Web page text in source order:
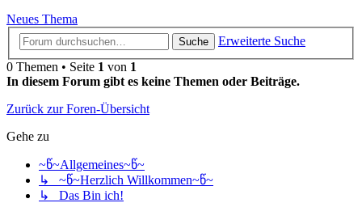
Neues Thema
Suche
Erweiterte Suche
0 Themen • Seite 1 von 1
In diesem Forum gibt es keine Themen oder Beiträge.
Zurück zur Foren-Übersicht
Gehe zu
~წ~Allgemeines~წ~
↳ ~წ~Herzlich Willkommen~წ~
↳ Das Bin ich!